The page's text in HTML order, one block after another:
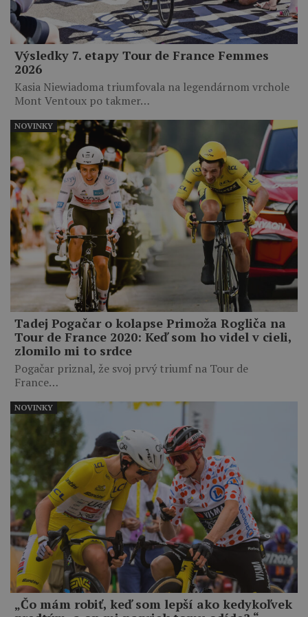
Výsledky 7. etapy Tour de France Femmes
2026
Kasia Niewiadoma triumfovala na legendárnom vrchole
Mont Ventoux po takmer…
Tadej Pogačar o kolapse Primoža Rogliča na
Tour de France 2020: Keď som ho videl v cieli,
zlomilo mi to srdce
Pogačar priznal, že svoj prvý triumf na Tour de
France…
NOVINKY
„Čo mám robiť, keď som lepší ako kedykoľvek
NOVINKY